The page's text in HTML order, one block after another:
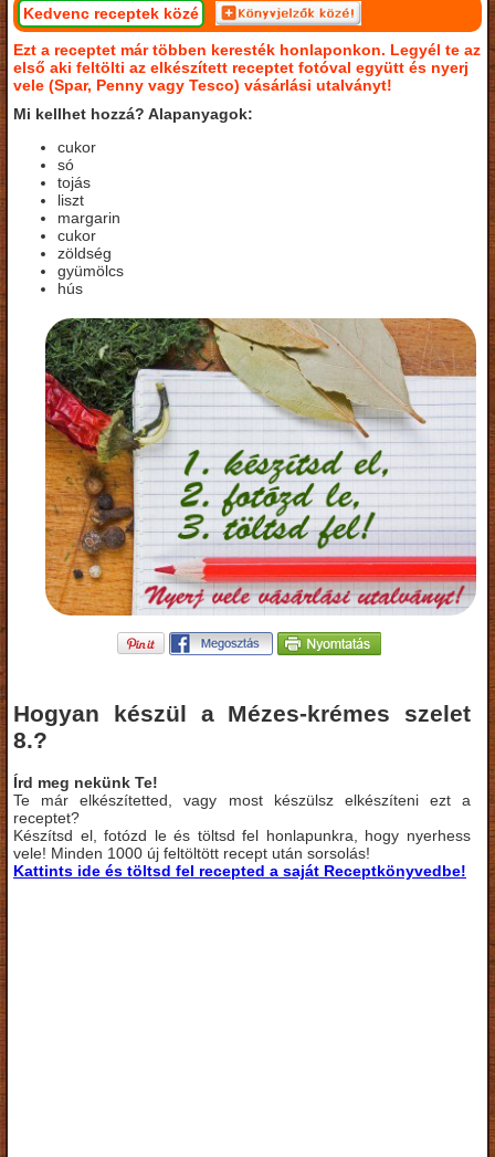
Kedvenc receptek közé
Ezt a receptet már többen keresték honlaponkon. Legyél te az
első aki feltölti az elkészített receptet fotóval együtt és nyerj
vele (Spar, Penny vagy Tesco) vásárlási utalványt!
Mi kellhet hozzá? Alapanyagok:
cukor
só
tojás
liszt
margarin
cukor
zöldség
gyümölcs
hús
Hogyan készül a Mézes-krémes szelet
8.?
Írd meg nekünk Te!
Te már elkészítetted, vagy most készülsz elkészíteni ezt a
receptet?
Készítsd el, fotózd le és töltsd fel honlapunkra, hogy nyerhess
vele! Minden 1000 új feltöltött recept után sorsolás!
Kattints ide és töltsd fel recepted a saját Receptkönyvedbe!